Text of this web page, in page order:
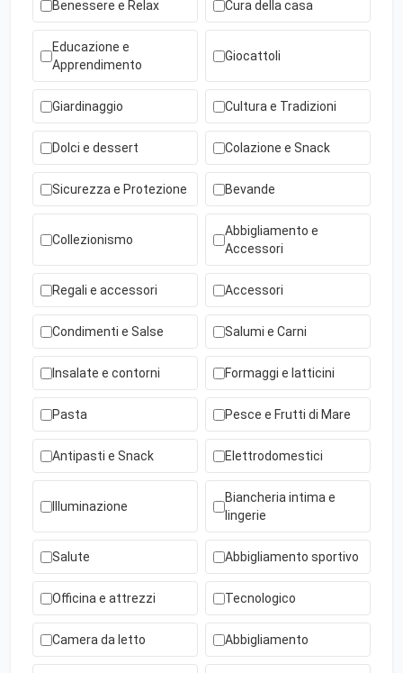
Benessere e Relax Cura della casa
Educazione e
Apprendimento
Giocattoli
Giardinaggio Cultura e Tradizioni
Dolci e dessert Colazione e Snack
Sicurezza e Protezione Bevande
Collezionismo
Abbigliamento e
Accessori
Regali e accessori Accessori
Condimenti e Salse Salumi e Carni
Insalate e contorni Formaggi e latticini
Pasta Pesce e Frutti di Mare
Antipasti e Snack Elettrodomestici
Illuminazione
Biancheria intima e
lingerie
Salute Abbigliamento sportivo
Officina e attrezzi Tecnologico
Camera da letto Abbigliamento